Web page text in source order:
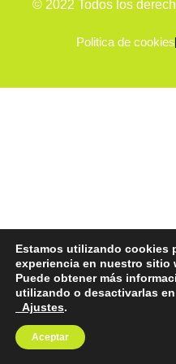
© 2022 Todos los
Politica de cookies
Estamos utilizando cookies
experiencia en nuestro sitio
Puede obtener más
utilizando o desactivarlas en
Ajustes.
Aceptar